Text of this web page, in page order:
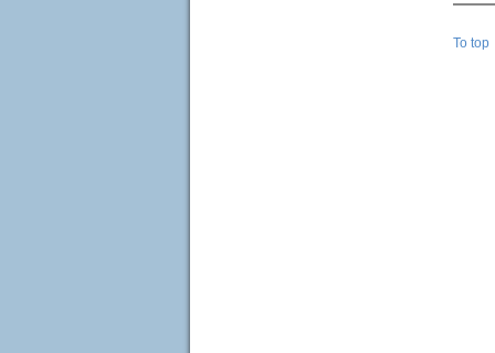
To top